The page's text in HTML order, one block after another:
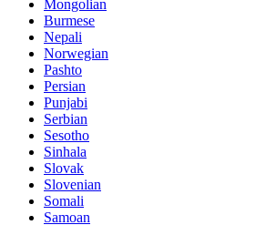
Mongolian
Burmese
Nepali
Norwegian
Pashto
Persian
Punjabi
Serbian
Sesotho
Sinhala
Slovak
Slovenian
Somali
Samoan